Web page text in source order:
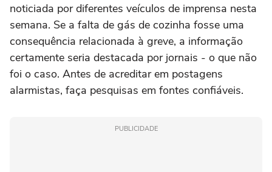
noticiada por diferentes veículos de imprensa nesta
semana. Se a falta de gás de cozinha fosse uma
consequência relacionada à greve, a informação
certamente seria destacada por jornais - o que não
foi o caso. Antes de acreditar em postagens
alarmistas, faça pesquisas em fontes confiáveis.
PUBLICIDADE